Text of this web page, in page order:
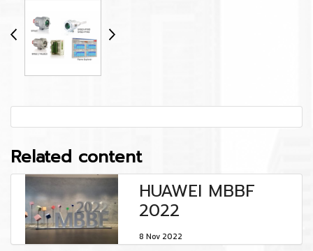
Related content
HUAWEI MBBF
2022
8 Nov 2022